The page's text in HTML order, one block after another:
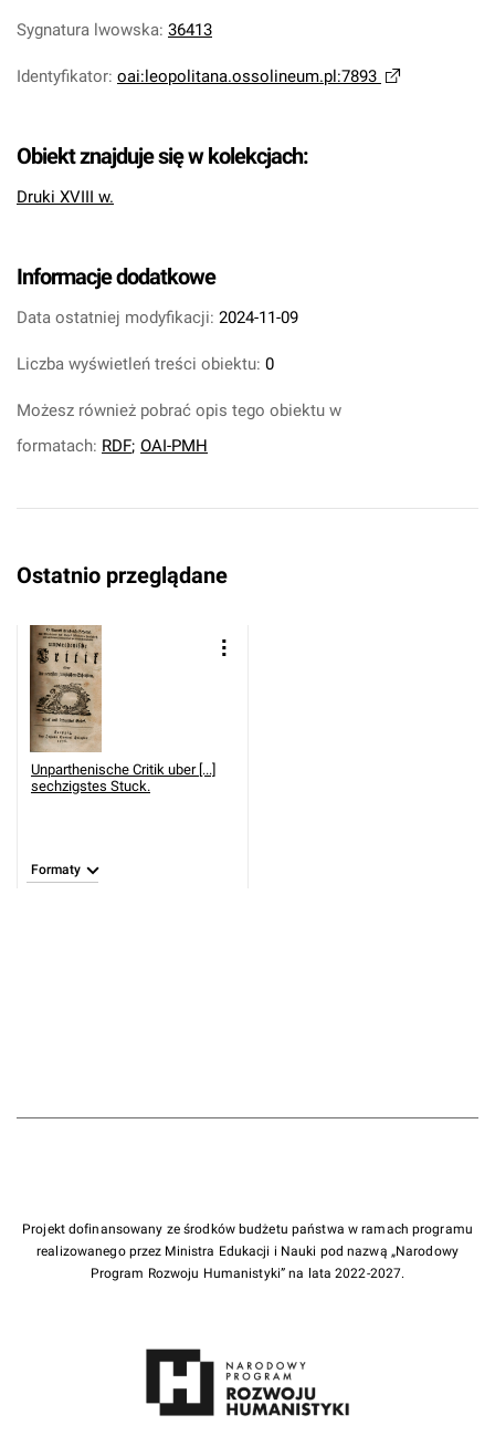
Sygnatura lwowska: 36413
Identyfikator: oai:leopolitana.ossolineum.pl:7893
Obiekt znajduje się w kolekcjach:
Druki XVIII w.
Informacje dodatkowe
Data ostatniej modyfikacji: 2024-11-09
Liczba wyświetleń treści obiektu: 0
Możesz również pobrać opis tego obiektu w
formatach: RDF; OAI-PMH
Ostatnio przeglądane
Unparthenische Critik uber [...]
sechzigstes Stuck.
Formaty
Projekt dofinansowany ze środków budżetu państwa w ramach programu
realizowanego przez Ministra Edukacji i Nauki pod nazwą „Narodowy
Program Rozwoju Humanistyki” na lata 2022-2027.